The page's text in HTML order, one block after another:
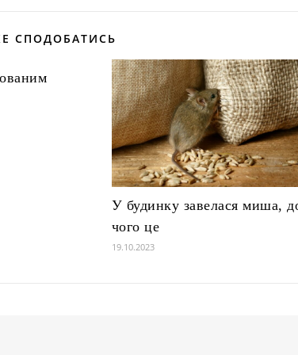
СПОДОБАТИСЬ
У будинку завелася миша,
чого це
19.10.2023